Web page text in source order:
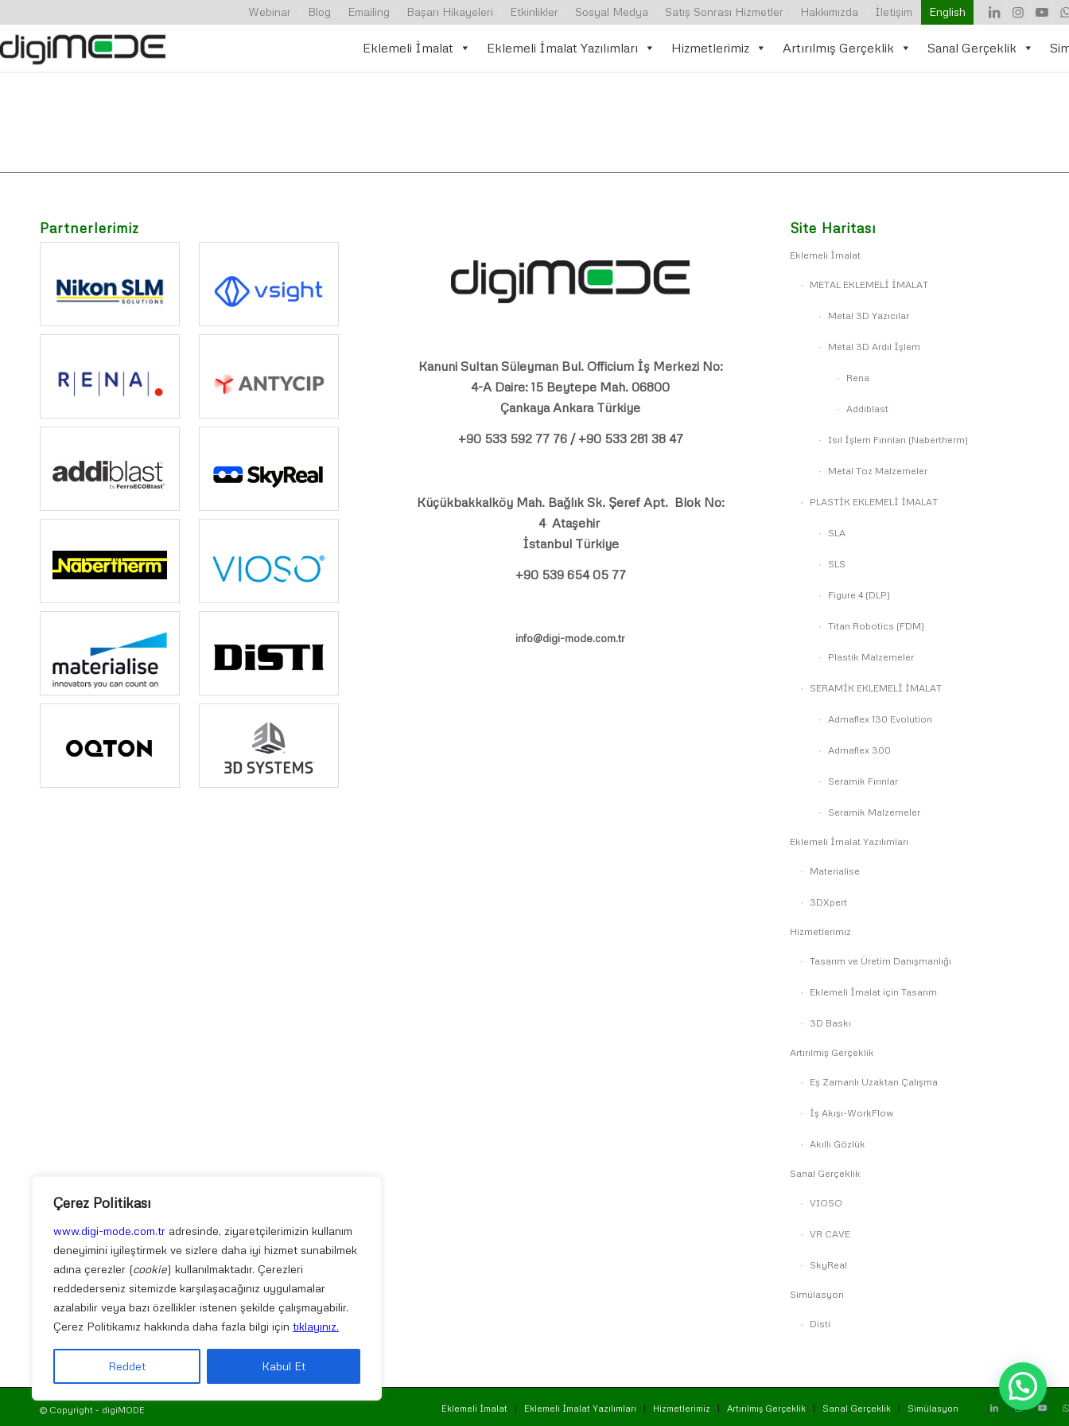
Çerez Politikası
www.digi-mode.com.tr adresinde, ziyaretçilerimizin kullanım
deneyimini iyileştirmek ve sizlere daha iyi hizmet sunabilmek
adına çerezler (cookie) kullanılmaktadır. Çerezleri
reddederseniz sitemizde karşılaşacağınız uygulamalar
azalabilir veya bazı özellikler istenen şekilde çalışmayabilir.
Çerez Politikamız hakkında daha fazla bilgi için tıklayınız.
Reddet Kabul Et
Webinar Blog Emailing Başarı Hikayeleri Etkinlikler Sosyal Medya Satış Sonrası Hizmetler Hakkımızda İletişim English
Eklemeli İmalat Eklemeli İmalat Yazılımları Hizmetlerimiz Artırılmış Gerçeklik Sanal Gerçeklik
Partnerlerimiz
Kanuni Sultan Süleyman Bul. Officium İş Merkezi No:
4-A Daire: 15 Beytepe Mah. 06800
Çankaya Ankara Türkiye
+90 533 592 77 76 / +90 533 281 38 47
Küçükbakkalköy Mah. Bağlık Sk. Şeref Apt. Blok No:
4 Ataşehir
İstanbul Türkiye
+90 539 654 05 77
info@digi-mode.com.tr
Site Haritası
Eklemeli İmalat
METAL EKLEMELİ İMALAT
Metal 3D Yazıcılar
Metal 3D Ardıl İşlem
Rena
Addiblast
Isıl İşlem Fırınları (Nabertherm)
Metal Toz Malzemeler
PLASTİK EKLEMELİ İMALAT
SLA
SLS
Figure 4 (DLP)
Titan Robotics (FDM)
Plastik Malzemeler
SERAMİK EKLEMELİ İMALAT
Admaflex 130 Evolution
Admaflex 300
Seramik Fırınlar
Seramik Malzemeler
Eklemeli İmalat Yazılımları
Materialise
3DXpert
Hizmetlerimiz
Tasarım ve Üretim Danışmanlığı
Eklemeli İmalat için Tasarım
3D Baskı
Artırılmış Gerçeklik
Eş Zamanlı Uzaktan Çalışma
İş Akışı-WorkFlow
Akıllı Gözlük
Sanal Gerçeklik
VIOSO
VR CAVE
SkyReal
Simülasyon
Disti
© Copyright - digiMODE Eklemeli İmalat Eklemeli İmalat Yazılımları Hizmetlerimiz Artırılmış Gerçeklik Sanal Gerçeklik Simülasyon